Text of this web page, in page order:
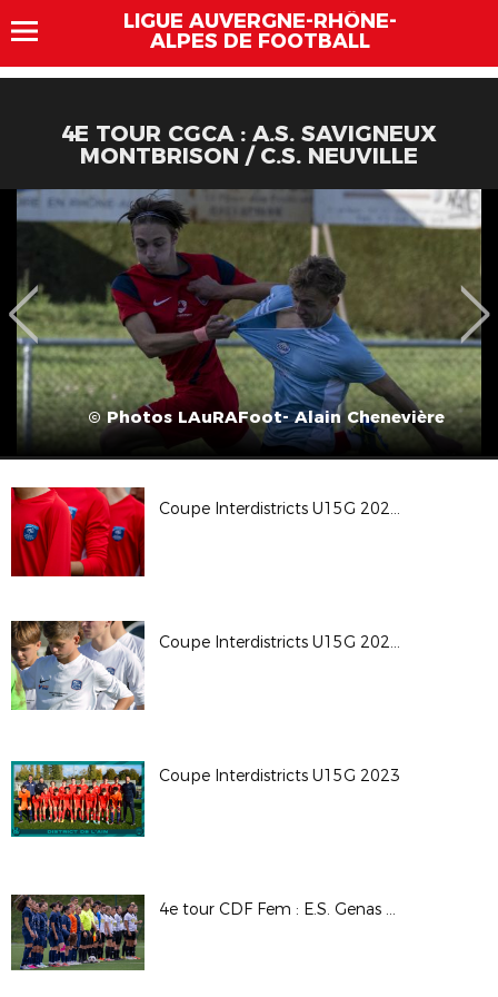
LIGUE AUVERGNE-RHÔNE-
ALPES DE FOOTBALL
4E TOUR CGCA : A.S. SAVIGNEUX
MONTBRISON / C.S. NEUVILLE
© Photos LAuRAFoot- Alain Chenevière
Coupe Interdistricts U15G 2023 - Groupe B
Coupe Interdistricts U15G 2023 - Groupe A
Coupe Interdistricts U15G 2023
4e tour CDF Fem : E.S. Genas Azieu / Chassieu Décines FC